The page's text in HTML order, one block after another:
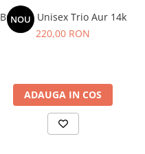
NOU
Bratara Unisex Trio Aur 14k
220,00 RON
ADAUGA IN COS